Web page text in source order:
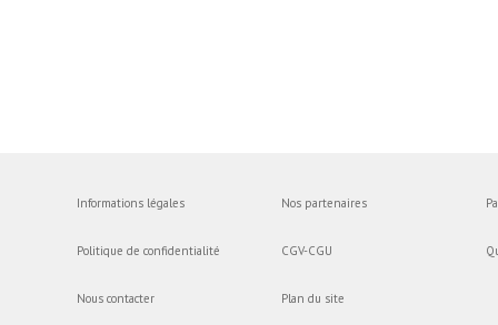
Informations légales
Politique de confidentialité
Nous contacter
Nos partenaires
CGV-CGU
Plan du site